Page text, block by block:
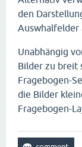
den
Auswhalfelder
Unabhängig
Bilder zu breit
Fragebogen-
die Bilder
Fragebogen-